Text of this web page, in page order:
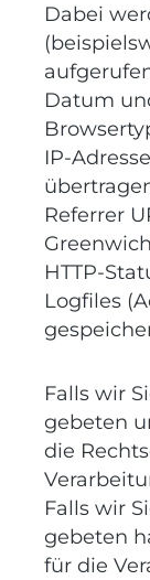
Dabei
Datum
IP-
Referrer
HTTP-
Logfiles
Falls wir
gebeten
die
Falls wir
gebeten
für die